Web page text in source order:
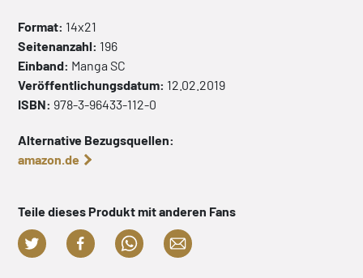
Format: 14x21
Seitenanzahl: 196
Einband: Manga SC
Veröffentlichungsdatum: 12.02.2019
ISBN: 978-3-96433-112-0
Alternative Bezugsquellen:
amazon.de
Teile dieses Produkt mit anderen Fans